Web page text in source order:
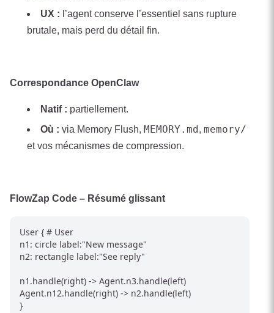
UX : l’agent conserve l’essentiel sans rupture
brutale, mais perd du détail fin.
Correspondance OpenClaw
Natif : partiellement.
Où : via Memory Flush, MEMORY.md, memory/
et vos mécanismes de compression.
FlowZap Code – Résumé glissant
User { # User
n1: circle label:"New message"
n2: rectangle label:"See reply"
n1.handle(right) -> Agent.n3.handle(left)
Agent.n12.handle(right) -> n2.handle(left)
}